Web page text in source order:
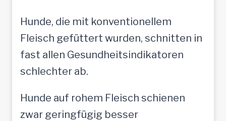
Hunde, die mit konventionellem
Fleisch gefüttert wurden, schnitten in
fast allen Gesundheitsindikatoren
schlechter ab.
Hunde auf rohem Fleisch schienen
zwar geringfügig besser